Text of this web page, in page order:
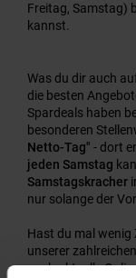
Freitag, Samstag)
kannst.
Was du dir auch
die besten
Spardeals haben
besonderen
Netto-Tag" - dort
jeden Samstag
Samstagskracher
nur solange der
Hast du mal wenig
unserer
auch aktuelle